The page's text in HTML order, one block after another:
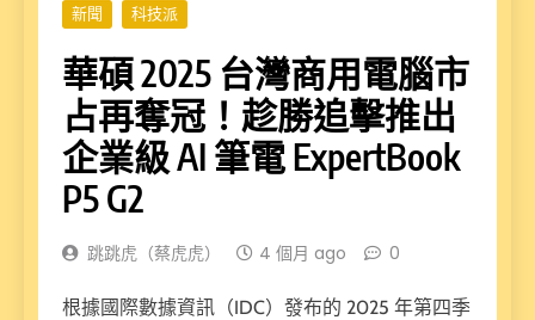
新聞 科技派
華碩 2025 台灣商用電腦市
占再奪冠！趁勝追擊推出
企業級 AI 筆電 ExpertBook
P5 G2
跳跳虎（蔡虎虎） 4 個月 ago 0
根據國際數據資訊（IDC）發布的 2025 年第四季